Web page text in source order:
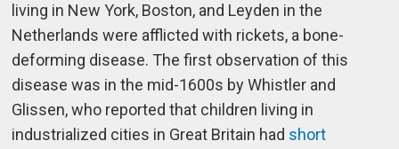
living in New York, Boston, and Leyden in the
Netherlands were afflicted with rickets, a bone-
deforming disease. The first observation of this
disease was in the mid-1600s by Whistler and
Glissen, who reported that children living in
industrialized cities in Great Britain had short